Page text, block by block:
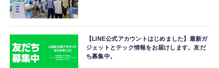
【LINE公式アカウントはじめました】最新ガ
ジェットとテック情報をお届けします。友だ
ち募集中。